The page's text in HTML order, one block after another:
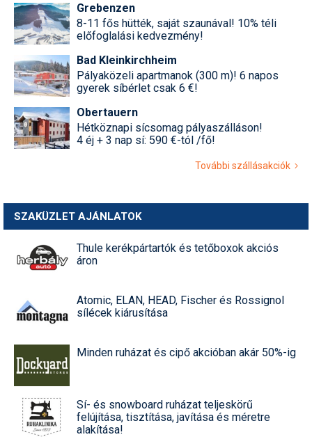
Grebenzen
8-11 fős hütték, saját szaunával! 10% téli
előfoglalási kedvezmény!
Bad Kleinkirchheim
Pályaközeli apartmanok (300 m)! 6 napos
gyerek síbérlet csak 6 €!
Obertauern
Hétköznapi sícsomag pályaszálláson!
4 éj + 3 nap sí: 590 €-tól /fő!
További szállásakciók
SZAKÜZLET AJÁNLATOK
Thule kerékpártartók és tetőboxok akciós
áron
Atomic, ELAN, HEAD, Fischer és Rossignol
sílécek kiárusítása
Minden ruházat és cipő akcióban akár 50%-ig
Sí- és snowboard ruházat teljeskörű
felújítása, tisztítása, javítása és méretre
alakítása!